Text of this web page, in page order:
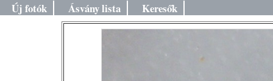
Új fotók
Ásvány lista Keresők